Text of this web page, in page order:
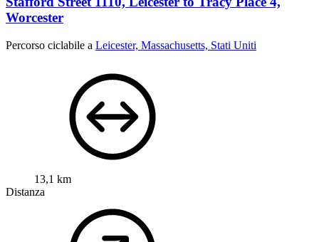
Worcester
Percorso ciclabile a Leicester, Massachusetts, Stati Uniti
13,1 km
Distanza